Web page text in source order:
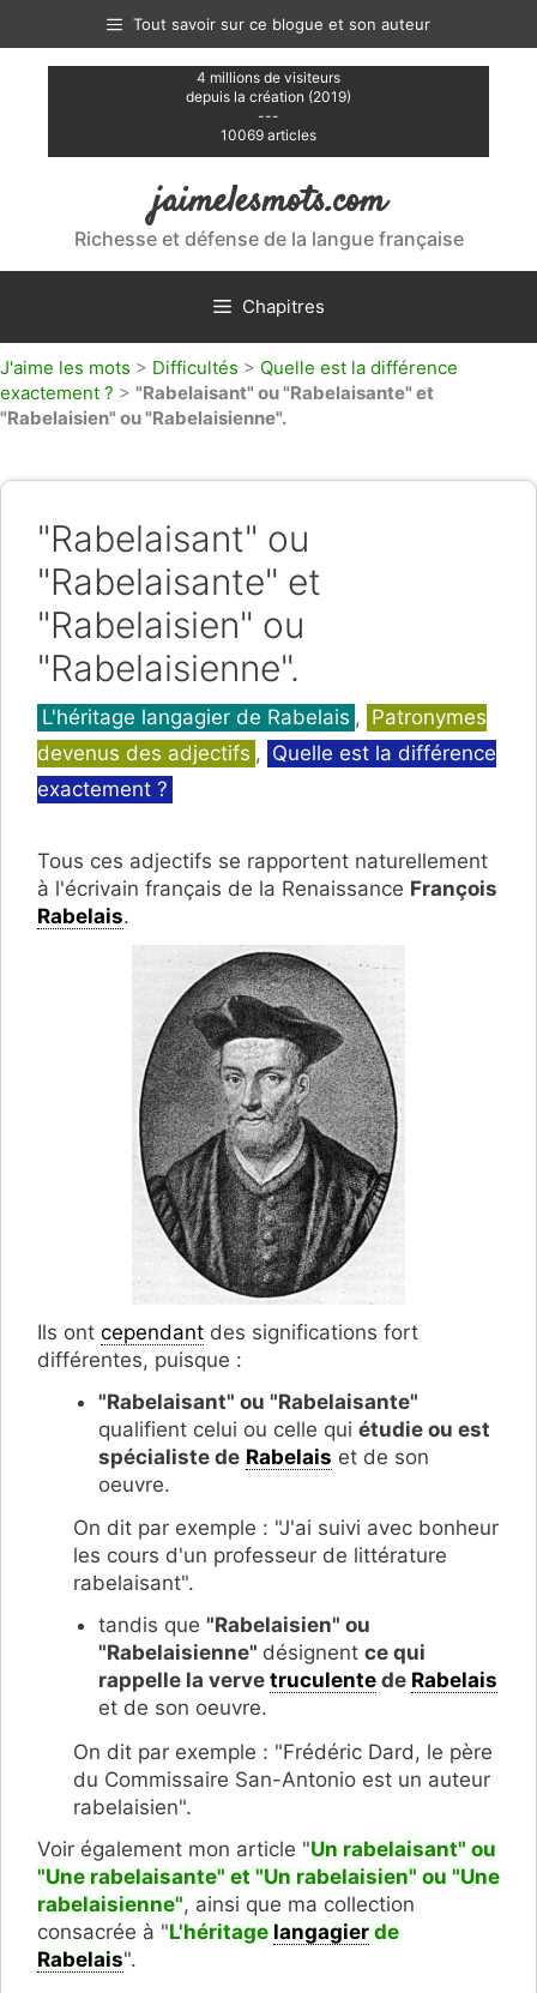
contenu
Tout savoir sur ce blogue et son auteur
4 millions de visiteurs
depuis la création (2019)
---
10069 articles
jaimelesmots.com
Richesse et défense de la langue française
Chapitres
J'aime les mots > Difficultés > Quelle est la différence
exactement ? > "Rabelaisant" ou "Rabelaisante" et
"Rabelaisien" ou "Rabelaisienne".
"Rabelaisant" ou
"Rabelaisante" et
"Rabelaisien" ou
"Rabelaisienne".
Catégories
L'héritage langagier de Rabelais , Patronymes
devenus des adjectifs , Quelle est la différence
exactement ?
Tous ces adjectifs se rapportent naturellement
à l'écrivain français de la Renaissance François
Rabelais.
Ils ont cependant des significations fort
différentes, puisque :
"Rabelaisant" ou "Rabelaisante"
qualifient celui ou celle qui étudie ou est
spécialiste de Rabelais et de son
oeuvre.
On dit par exemple : "J'ai suivi avec bonheur
les cours d'un professeur de littérature
rabelaisant".
tandis que "Rabelaisien" ou
"Rabelaisienne" désignent ce qui
rappelle la verve truculente de Rabelais
et de son oeuvre.
On dit par exemple : "Frédéric Dard, le père
du Commissaire San-Antonio est un auteur
rabelaisien".
Voir également mon article "Un rabelaisant" ou
"Une rabelaisante" et "Un rabelaisien" ou "Une
rabelaisienne", ainsi que ma collection
consacrée à "L'héritage langagier de
Rabelais".